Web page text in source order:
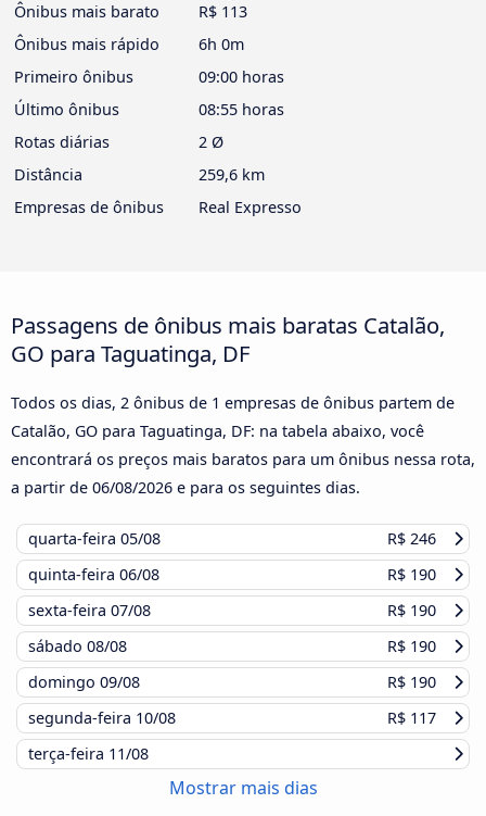
Ônibus mais barato
R$ 113
Ônibus mais rápido
6h 0m
Primeiro ônibus
09:00 horas
Último ônibus
08:55 horas
Rotas diárias
2 Ø
Distância
259,6 km
Empresas de ônibus
Real Expresso
Passagens de ônibus mais baratas Catalão,
GO para Taguatinga, DF
Todos os dias, 2 ônibus de 1 empresas de ônibus partem de
Catalão, GO para Taguatinga, DF: na tabela abaixo, você
encontrará os preços mais baratos para um ônibus nessa rota,
a partir de 06/08/2026 e para os seguintes dias.
quarta-feira 05/08
R$ 246
quinta-feira 06/08
R$ 190
sexta-feira 07/08
R$ 190
sábado 08/08
R$ 190
domingo 09/08
R$ 190
segunda-feira 10/08
R$ 117
terça-feira 11/08
Mostrar mais dias